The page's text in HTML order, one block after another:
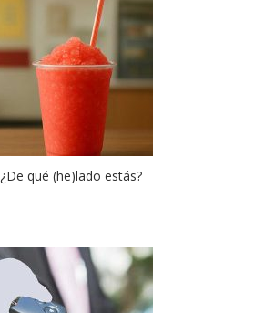
¿De qué (he)lado estás?